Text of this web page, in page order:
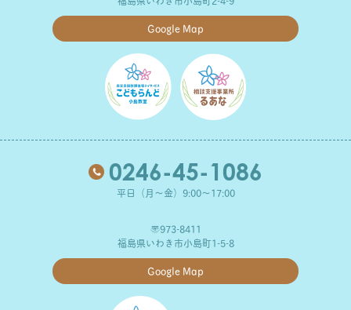
Google Map
0246-45-1086
平日（月～金）9:00～17:00
〒973-8411
福島県いわき市小島町1-5-8
Google Map